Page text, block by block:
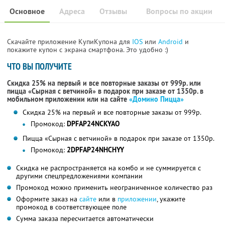
Основное Отзывы Вопросы по акции
Адреса
Скачайте приложение КупиКупона для IOS или Android и
покажите купон с экрана смартфона. Это удобно :)
ЧТО ВЫ ПОЛУЧИТЕ
Скидка 25% на первый и все повторные заказы от 999р. или
пицца «Сырная с ветчиной» в подарок при заказе от 1350р. в
мобильном приложении или на сайте «Домино Пицца»
Скидка 25% на первый и все повторные заказы от 999р.
Промокод: DPFAP24NCKYAO
Пицца «Сырная с ветчиной» в подарок при заказе от 1350р.
Промокод: 2DPFAP24NHCHYY
Скидка не распространяется на комбо и не суммируется с
другими спецпредложениями компании
Промокод можно применить неограниченное количество раз
Оформите заказ на сайте или в приложении, укажите
промокод в соответствующее поле
Сумма заказа пересчитается автоматически